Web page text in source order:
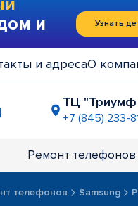
и
Узнать
и адресаО
ТЦ
+7 (845) 233-
+7 (845)
ТЦ
+7 (845)
Ремонт телефонов
телефонов Samsung